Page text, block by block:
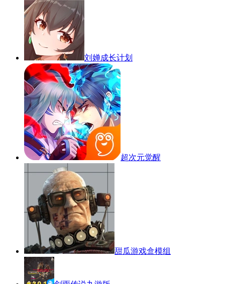
刘婵成长计划
超次元觉醒
甜瓜游戏盒模组